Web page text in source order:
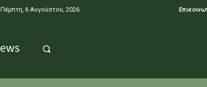
Πέμπτη, 6 Αυγούστου, 2026